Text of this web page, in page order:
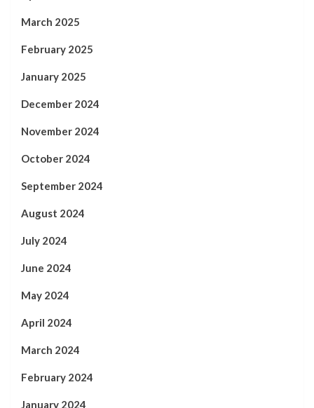
March 2025
February 2025
January 2025
December 2024
November 2024
October 2024
September 2024
August 2024
July 2024
June 2024
May 2024
April 2024
March 2024
February 2024
January 2024